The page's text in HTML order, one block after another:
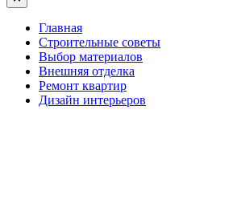
Главная
Строительные советы
Выбор материалов
Внешняя отделка
Ремонт квартир
Дизайн интерьеров